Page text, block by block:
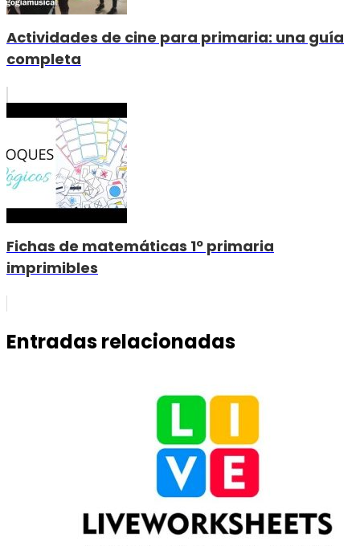
Actividades de cine para primaria: una guía
completa
Fichas de matemáticas 1º primaria
imprimibles
Entradas relacionadas